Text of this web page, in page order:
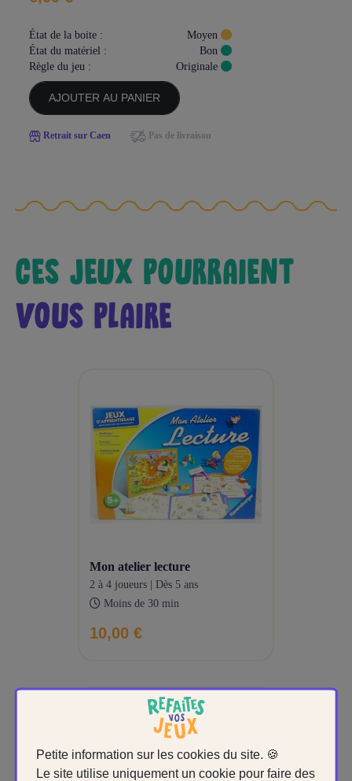
Petite information sur les cookies du site. 🍪
Le site utilise uniquement un cookie pour faire des
État de la boite :
État du matériel :
Règle du jeu :
Moyen
Bon
Originale
AJOUTER AU PANIER
Retrait sur Caen Pas de livraison
CES JEUX POURRAIENT
VOUS PLAIRE
mon atelier lecture
2 à 4 joueurs | Dès 5 ans
Moins de 30 min
10,00 €